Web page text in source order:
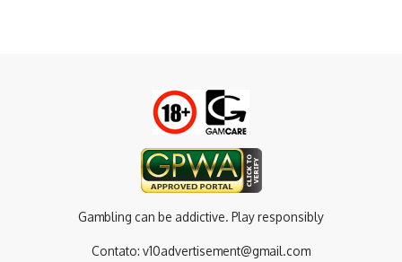
Gambling can be addictive. Play responsibly
Contato: v10advertisement@gmail.com